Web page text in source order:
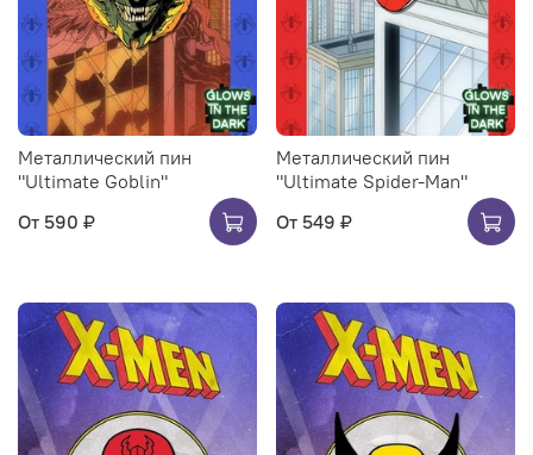
Металлический пин
"Ultimate Goblin"
От 590 ₽
Металлический пин
"Ultimate Spider-Man"
От 549 ₽